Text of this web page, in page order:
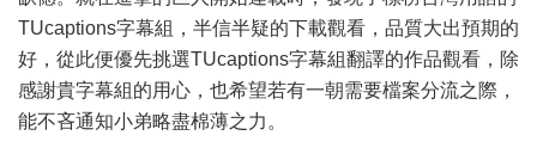
TUcaptions字幕組，半信半疑的下載觀看，品質大出預期的
好，從此便優先挑選TUcaptions字幕組翻譯的作品觀看，除
感謝貴字幕組的用心，也希望若有一朝需要檔案分流之際，
能不吝通知小弟略盡棉薄之力。